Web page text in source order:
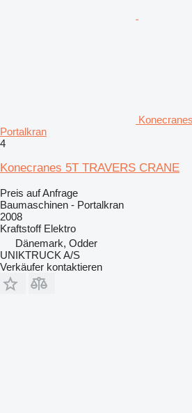
Portalkran
4
Konecranes 5T TRAVERS CRANE
Preis auf Anfrage
Baumaschinen - Portalkran
2008
Kraftstoff Elektro
Dänemark, Odder
UNIKTRUCK A/S
Verkäufer kontaktieren